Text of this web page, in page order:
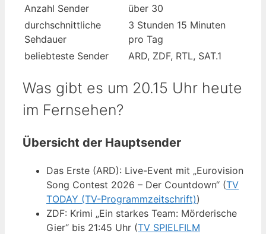
Anzahl Sender
über 30
durchschnittliche
Sehdauer
3 Stunden 15 Minuten
pro Tag
beliebteste Sender
ARD, ZDF, RTL, SAT.1
Was gibt es um 20.15 Uhr heute
im Fernsehen?
Übersicht der Hauptsender
Das Erste (ARD): Live-Event mit „Eurovision
Song Contest 2026 – Der Countdown“ (TV
TODAY (TV-Programmzeitschrift))
ZDF: Krimi „Ein starkes Team: Mörderische
Gier“ bis 21:45 Uhr (TV SPIELFILM